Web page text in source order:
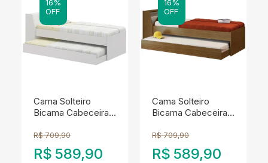
16%
OFF
Cama Solteiro
Bicama Cabeceira
Branco Dtall
R$ 709,90
R$ 589,90
16%
OFF
Cama Solteiro
Bicama Cabeceira
Diamond Dtall
R$ 709,90
R$ 589,90